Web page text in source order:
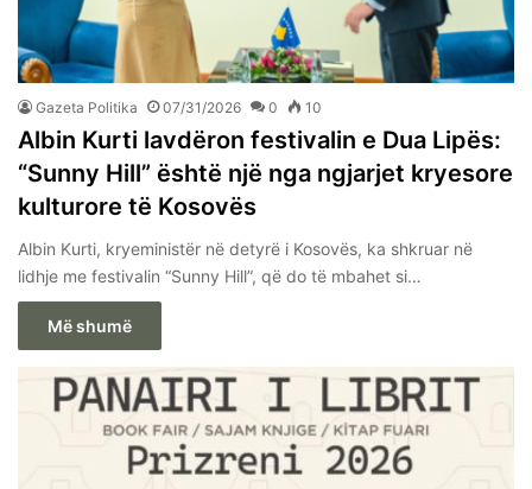
Gazeta Politika 07/31/2026 0 10
Albin Kurti lavdëron festivalin e Dua Lipës:
“Sunny Hill” është një nga ngjarjet kryesore
kulturore të Kosovës
Albin Kurti, kryeministër në detyrë i Kosovës, ka shkruar në
lidhje me festivalin “Sunny Hill”, që do të mbahet si…
Më shumë